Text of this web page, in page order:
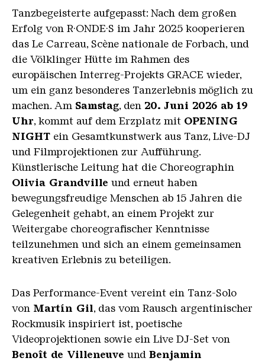
Tanzbegeisterte aufgepasst: Nach dem großen
Erfolg von R·ONDE·S im Jahr 2025 kooperieren
das Le Carreau, Scène nationale de Forbach, und
die Völklinger Hütte im Rahmen des
europäischen Interreg-Projekts GRACE wieder,
um ein ganz besonderes Tanzerlebnis möglich zu
machen. Am Samstag, den 20. Juni 2026 ab 19
Uhr, kommt auf dem Erzplatz mit OPENING
NIGHT ein Gesamtkunstwerk aus Tanz, Live-DJ
und Filmprojektionen zur Aufführung.
Künstlerische Leitung hat die Choreographin
Olivia Grandville und erneut haben
bewegungsfreudige Menschen ab 15 Jahren die
Gelegenheit gehabt, an einem Projekt zur
Weitergabe choreografischer Kenntnisse
teilzunehmen und sich an einem gemeinsamen
kreativen Erlebnis zu beteiligen.
Das Performance-Event vereint ein Tanz-Solo
von Martín Gil, das vom Rausch argentinischer
Rockmusik inspiriert ist, poetische
Videoprojektionen sowie ein Live DJ-Set von
Benoît de Villeneuve und Benjamin